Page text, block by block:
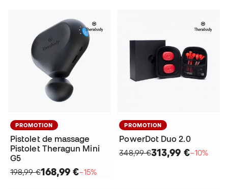
PROMOTION
Pistolet de massage
Pistolet Theragun Mini
G5
198,99 €168,99 €−15%
PROMOTION
PowerDot Duo 2.0
348,99 €313,99 €−10%